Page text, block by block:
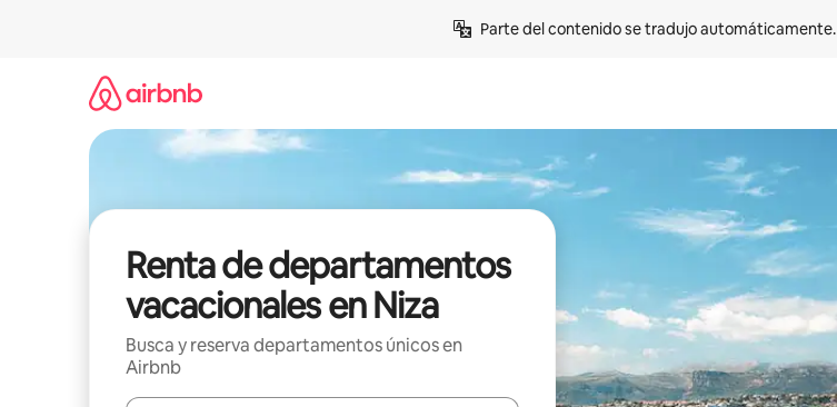
Parte del contenido se tradujo automáticamente.
Renta de departamentos
vacacionales en Niza
Busca y reserva departamentos únicos en
Airbnb